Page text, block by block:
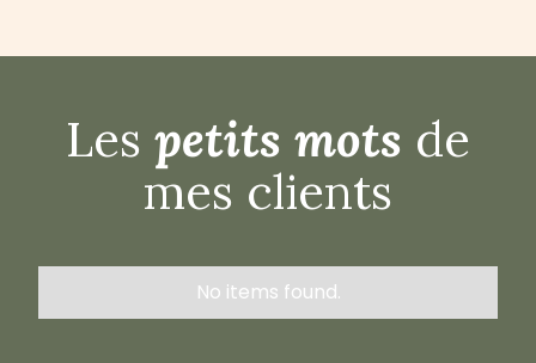
Les petits mots de
mes clients
No items found.